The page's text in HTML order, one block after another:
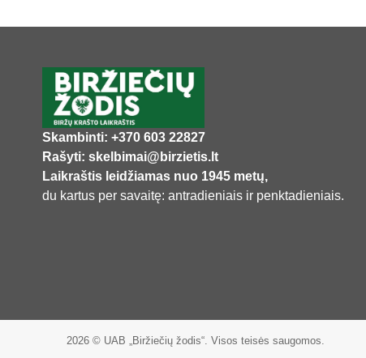
Skambinti: +370 603 22827
Rašyti: skelbimai@birzietis.lt
Laikraštis leidžiamas nuo 1945 metų,
du kartus per savaitę: antradieniais ir penktadieniais.
2026 © UAB „Biržiečių žodis“. Visos teisės saugomos.